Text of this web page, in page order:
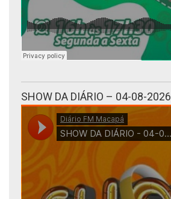
SHOW DA DIÁRIO – 04-08-2026